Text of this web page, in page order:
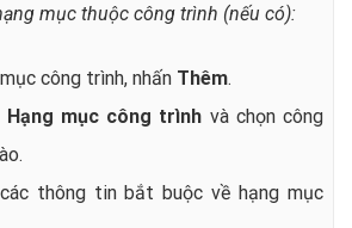
mục thuộc công trình (nếu có):
công trình, nhấn Thêm.
Hạng mục công trình và chọn công
thông tin bắt buộc về hạng mục